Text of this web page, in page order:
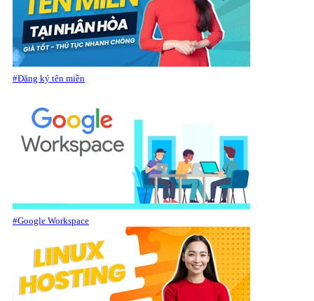
#Đăng ký tên miền
#Google Workspace